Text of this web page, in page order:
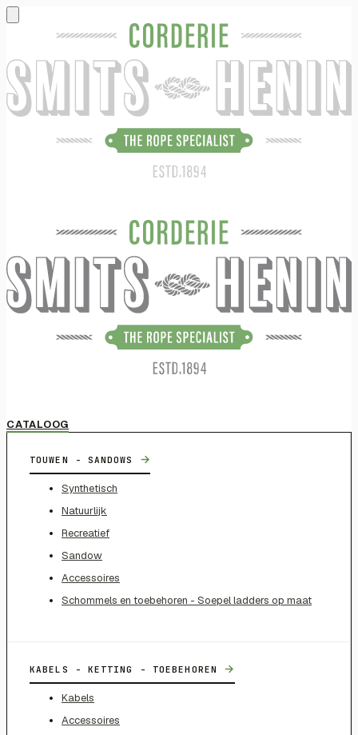
CATALOOG
TOUWEN - SANDOWS →
Synthetisch
Natuurlijk
Recreatief
Sandow
Accessoires
Schommels en toebehoren - Soepel ladders op maat
KABELS - KETTING - TOEBEHOREN →
Kabels
Accessoires